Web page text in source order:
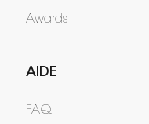
Awards
AIDE
FAQ